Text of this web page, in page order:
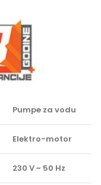
Pumpe za vodu
Elektro-motor
230 V ~ 50 Hz